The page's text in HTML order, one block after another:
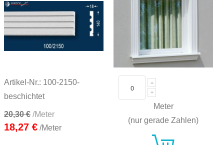
Artikel-Nr.: 100-2150-
beschichtet
20,30 € /Meter
18,27 € /Meter
Meter
(nur gerade Zahlen)